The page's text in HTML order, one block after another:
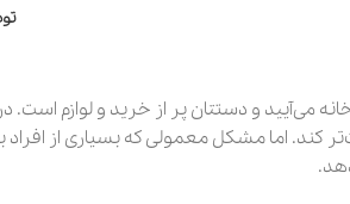
می‌آیید و دستتان پر از خرید و لوازم